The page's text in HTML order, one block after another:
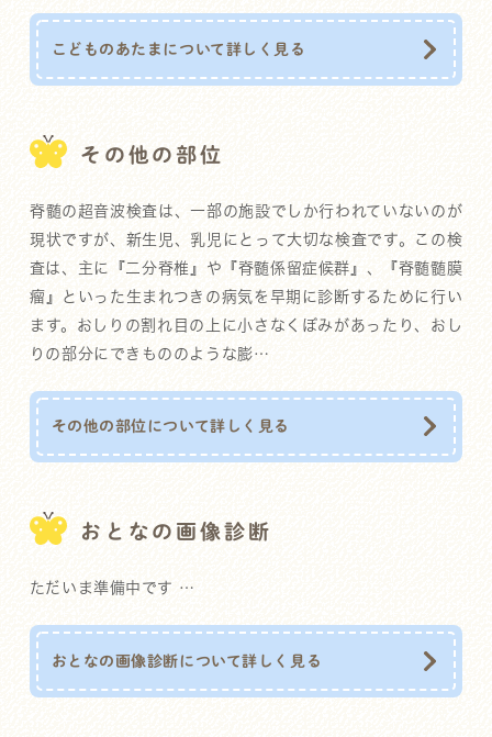
こどものあたまについて詳しく見る
その他の部位
脊髄の超音波検査は、一部の施設でしか行われていないのが
現状ですが、新生児、乳児にとって大切な検査です。この検
査は、主に『二分脊椎』や『脊髄係留症候群』、『脊髄髄膜
瘤』といった生まれつきの病気を早期に診断するために行い
ます。おしりの割れ目の上に小さなくぼみがあったり、おし
りの部分にできもののような膨…
その他の部位について詳しく見る
おとなの画像診断
ただいま準備中です …
おとなの画像診断について詳しく見る